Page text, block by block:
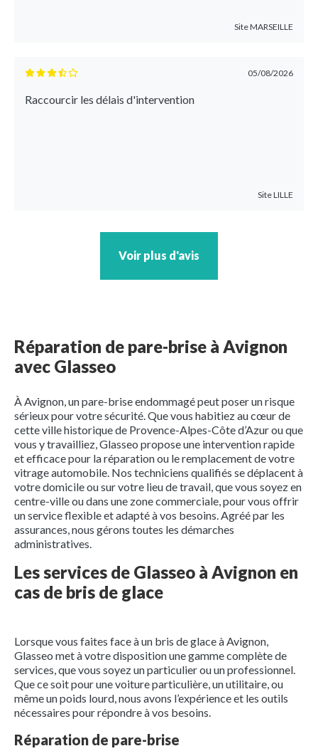
SiteMARSEILLE
05/08/2026
Raccourcir les délais d'intervention
SiteLILLE
Voir plus d'avis
Réparation de pare-brise à Avignon
avec Glasseo
À Avignon, un pare-brise endommagé peut poser un risque
sérieux pour votre sécurité. Que vous habitiez au cœur de
cette ville historique de Provence-Alpes-Côte d’Azur ou que
vous y travailliez, Glasseo propose une intervention rapide
et efficace pour la réparation ou le remplacement de votre
vitrage automobile. Nos techniciens qualifiés se déplacent à
votre domicile ou sur votre lieu de travail, que vous soyez en
centre-ville ou dans une zone commerciale, pour vous offrir
un service flexible et adapté à vos besoins. Agréé par les
assurances, nous gérons toutes les démarches
administratives.
Les services de Glasseo à Avignon en
cas de bris de glace
Lorsque vous faites face à un bris de glace à Avignon,
Glasseo met à votre disposition une gamme complète de
services, que vous soyez un particulier ou un professionnel.
Que ce soit pour une voiture particulière, un utilitaire, ou
même un poids lourd, nous avons l’expérience et les outils
nécessaires pour répondre à vos besoins.
Réparation de pare-brise